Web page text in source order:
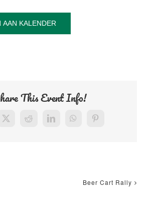
AAN KALENDER
This Event Info!
X RedditLinkedInWhatsAppPinterest
Beer Cart Rally